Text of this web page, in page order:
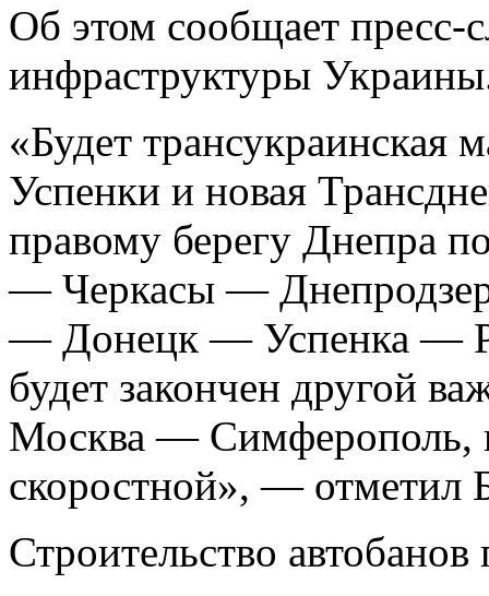
Об этом сообщает пресс-
инфраструктуры
«Будет трансукраинская
Успенки и новая
правому берегу Днепра
— Черкасы —
— Донецк — Успенка —
будет закончен другой
Москва — Симферополь,
скоростной», — отметил
Строительство автобанов